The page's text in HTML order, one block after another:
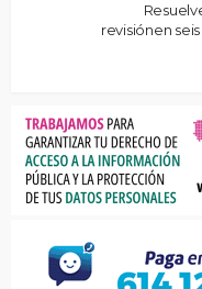
revisiónen